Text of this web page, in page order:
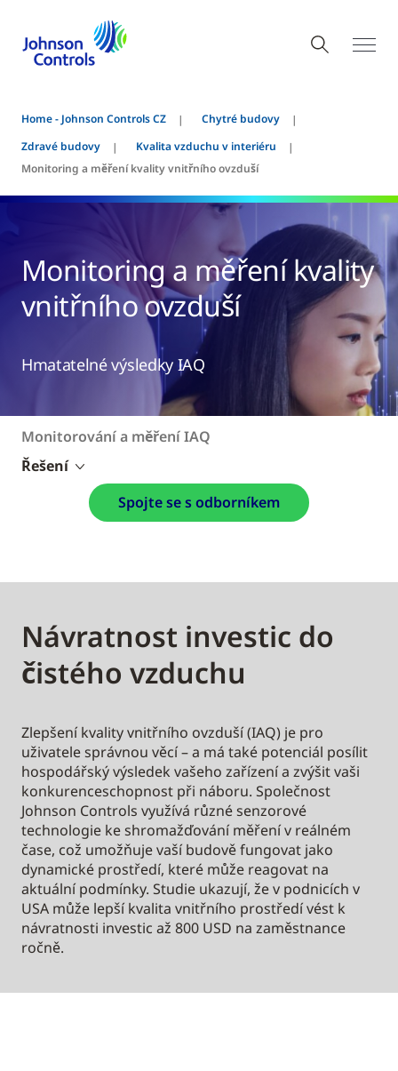
Home - Johnson Controls CZ
Chytré budovy
Zdravé budovy
Kvalita vzduchu v interiéru
Monitoring a měření kvality vnitřního ovzduší
Monitoring a měření kvality
vnitřního ovzduší
Hmatatelné výsledky IAQ
Monitorování a měření IAQ
Řešení
Spojte se s odborníkem
Návratnost investic do
čistého vzduchu
Zlepšení kvality vnitřního ovzduší (IAQ) je pro
uživatele správnou věcí – a má také potenciál posílit
hospodářský výsledek vašeho zařízení a zvýšit vaši
konkurenceschopnost při náboru. Společnost
Johnson Controls využívá různé senzorové
technologie ke shromažďování měření v reálném
čase, což umožňuje vaší budově fungovat jako
dynamické prostředí, které může reagovat na
aktuální podmínky. Studie ukazují, že v podnicích v
USA může lepší kvalita vnitřního prostředí vést k
návratnosti investic až 800 USD na zaměstnance
ročně.